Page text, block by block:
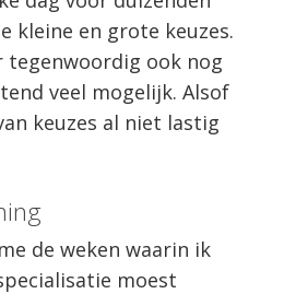
kleine en grote keuzes.
tegenwoordig ook nog
veel mogelijk. Alsof
keuzes al niet lastig
de weken waarin ik
moest